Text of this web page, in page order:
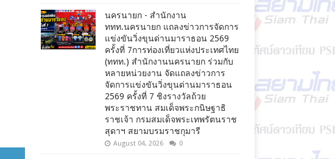
นครนายก - สำนักงาน
ททท.นครนายก แถลงข่าวการจัดการ
แข่งขันวิ่งขุนด่านมาราธอน 2569
ครั้งที่ 7การท่องเที่ยวแห่งประเทศไทย
(ททท.) สำนักงานนครนายก ร่วมกับ
หลายหน่วยงาน จัดแถลงข่าวการ
จัดการแข่งขันวิ่งขุนด่านมาราธอน
2569 ครั้งที่ 7 ชิงรางวัลถ้วย
พระราชทาน สมเด็จพระกนิษฐาธิ
ราชเจ้า กรมสมเด็จพระเทพรัตนราช
สุดาฯ สยามบรมราชกุมารี
August 04, 2026 0